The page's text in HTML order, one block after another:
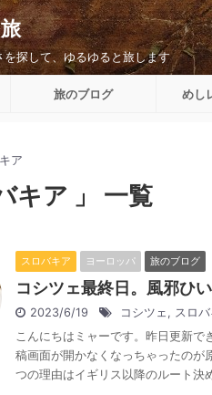
探して、ゆるゆると旅します
旅のブログ めし
ア
キア 」 一覧
スロバキア ヨーロッパ 旅のブログ
コシツェ最終日。風邪ひ
2023/6/19 コシツェ , スロ
こんにちはミャーです。昨日更新で
稿画面が開かなくなっちゃったのが
つの理由はイギリス以降のルート決